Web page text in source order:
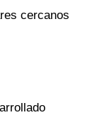
cercanos